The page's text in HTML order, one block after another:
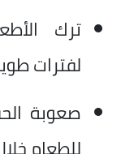
ترك
لفترات
صعوبة